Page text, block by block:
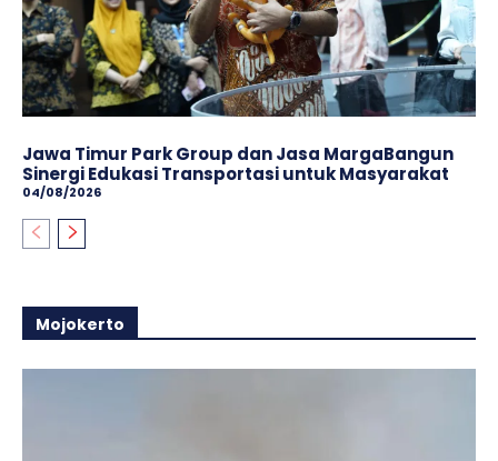
Jawa Timur Park Group dan Jasa MargaBangun
Sinergi Edukasi Transportasi untuk Masyarakat
04/08/2026
Mojokerto